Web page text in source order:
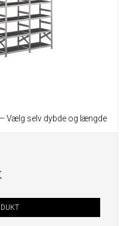
Vælg selv dybde og længde